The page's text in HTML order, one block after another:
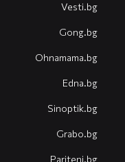
Vesti.bg
Gong.bg
Оhnamama.bg
Edna.bg
Sinoptik.bg
Grabo.bg
Pariteni.bg